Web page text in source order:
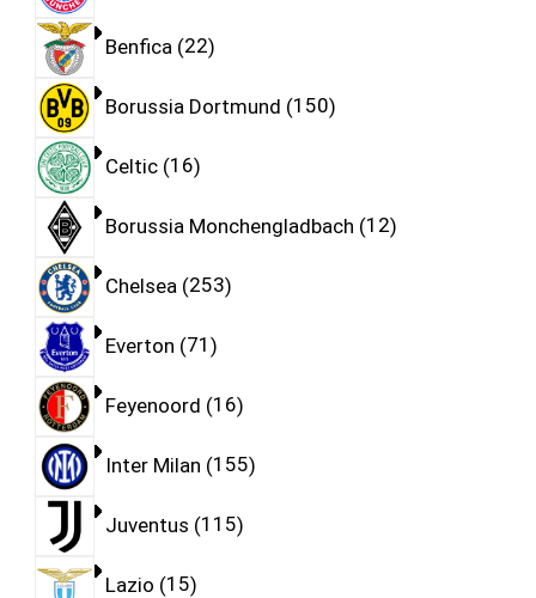
Benfica 22
Borussia Dortmund 150
Celtic 16
Borussia Monchengladbach 12
Chelsea 253
Everton 71
Feyenoord 16
Inter Milan 155
Juventus 115
Lazio 15